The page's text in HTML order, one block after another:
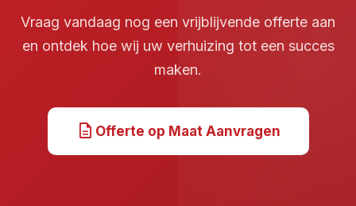
Vraag vandaag nog een vrijblijvende offerte aan
en ontdek hoe wij uw verhuizing tot een succes
maken.
description Offerte op Maat Aanvragen